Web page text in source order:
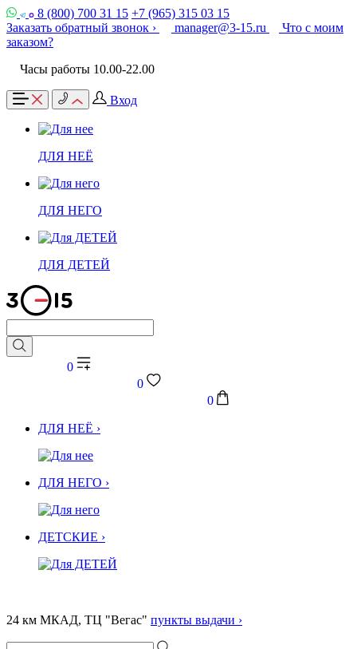
8 (800) 700 31 15 +7 (965) 315 03 15
Заказать обратный звонок ›
manager@3-15.ru
Что с моим
заказом?
Часы работы 10.00-22.00
Вход
ДЛЯ НЕЁ
ДЛЯ НЕГО
ДЛЯ ДЕТЕЙ
0
0
0
ДЛЯ НЕЁ ›
ДЛЯ НЕГО ›
ДЕТСКИЕ ›
24 км МКАД, ТЦ "Вегас" пункты выдачи ›